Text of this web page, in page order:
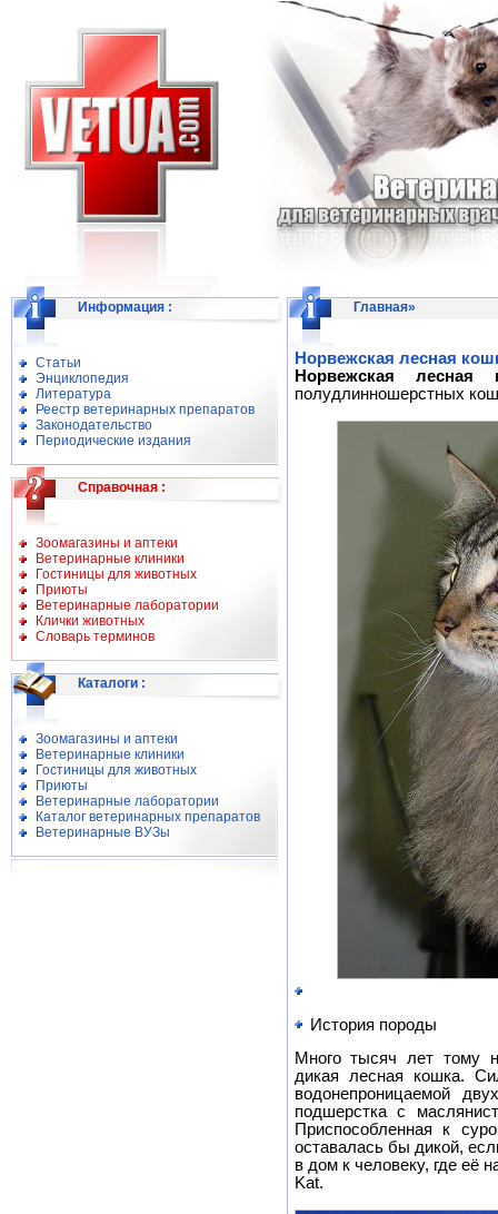
Информация :
Статьи
Энциклопедия
Литература
Реестр ветеринарных препаратов
Законодательство
Периодические издания
Справочная :
Зоомагазины и аптеки
Ветеринарные клиники
Гостиницы для животных
Приюты
Ветеринарные лаборатории
Клички животных
Словарь терминов
Каталоги :
Зоомагазины и аптеки
Ветеринарные клиники
Гостиницы для животных
Приюты
Ветеринарные лаборатории
Каталог ветеринарных препаратов
Ветеринарные ВУЗы
Главная»
Норвежская лесная
Норвежская
полудлинношерстных
История породы
Много тысяч лет тому
дикая лесная кошка.
водонепроницаемой
подшерстка с
Приспособленная к
оставалась бы дикой,
в дом к человеку, где её
Kat.